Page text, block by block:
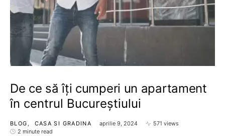
De ce să îți cumperi un apartament
în centrul Bucureștiului
BLOG CASA SI GRADINA aprilie 9, 2024
571 views
2 minute read